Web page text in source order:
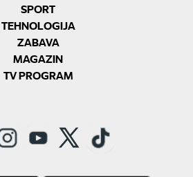
SPORT
TEHNOLOGIJA
ZABAVA
MAGAZIN
TV PROGRAM